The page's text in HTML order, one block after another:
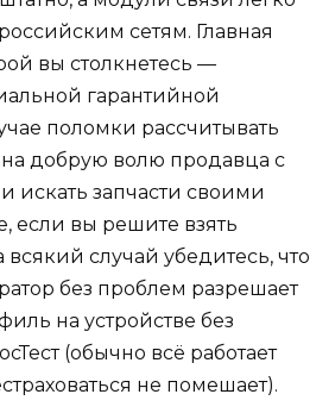
сетям. Главная
вы столкнетесь —
гарантийной
поломки рассчитывать
на добрую волю продавца с
искать запчасти своими
если вы решите взять
всякий случай убедитесь, что
без проблем разрешает
на устройстве без
(обычно всё работает
не помешает).